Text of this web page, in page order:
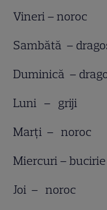
Vineri – noroc
Sambătă –
Duminică –
Luni – griji
Marţi – noroc
Miercuri –
Joi – noroc